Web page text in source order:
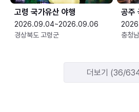
고령 국가유산 야행
2026.09.04~2026.09.06
경상북도 고령군
공주
충청
더보기 (36/